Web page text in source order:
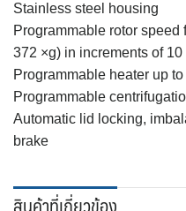
Stainless steel housing
Programmable rotor speed
372 ×g) in increments of 10
Programmable heater up
Programmable
Automatic lid locking,
brake